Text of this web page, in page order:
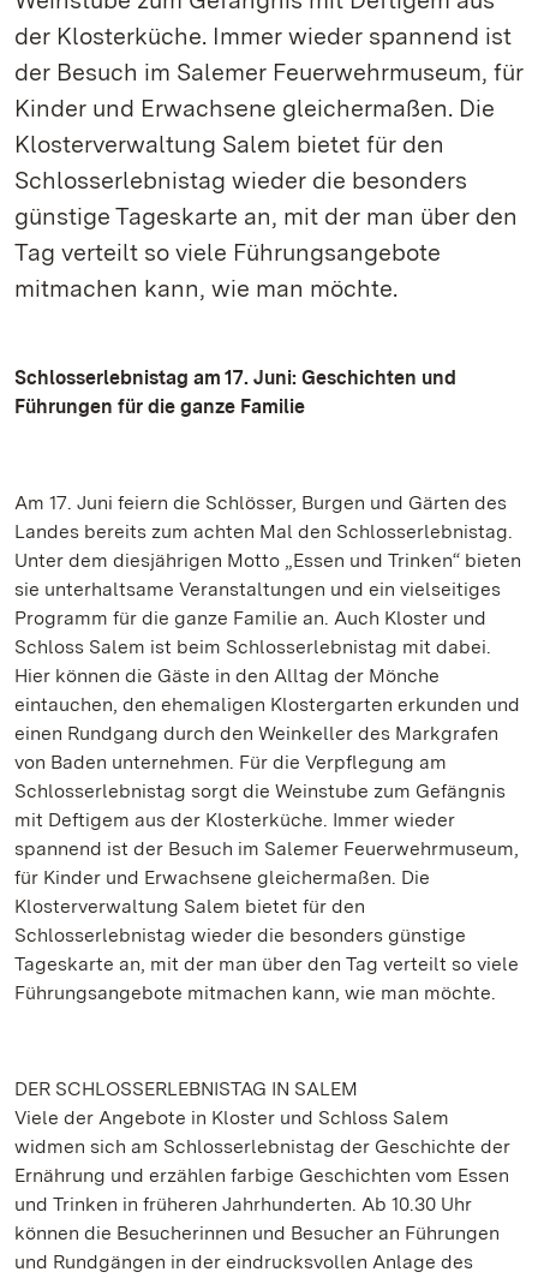
der Klosterküche. Immer wieder spannend ist
der Besuch im Salemer Feuerwehrmuseum, für
Kinder und Erwachsene gleichermaßen. Die
Klosterverwaltung Salem bietet für den
Schlosserlebnistag wieder die besonders
günstige Tageskarte an, mit der man über den
Tag verteilt so viele Führungsangebote
mitmachen kann, wie man möchte.
Schlosserlebnistag am 17. Juni: Geschichten und
Führungen für die ganze Familie
Am 17. Juni feiern die Schlösser, Burgen und Gärten des
Landes bereits zum achten Mal den Schlosserlebnistag.
Unter dem diesjährigen Motto „Essen und Trinken“ bieten
sie unterhaltsame Veranstaltungen und ein vielseitiges
Programm für die ganze Familie an. Auch Kloster und
Schloss Salem ist beim Schlosserlebnistag mit dabei.
Hier können die Gäste in den Alltag der Mönche
eintauchen, den ehemaligen Klostergarten erkunden und
einen Rundgang durch den Weinkeller des Markgrafen
von Baden unternehmen. Für die Verpflegung am
Schlosserlebnistag sorgt die Weinstube zum Gefängnis
mit Deftigem aus der Klosterküche. Immer wieder
spannend ist der Besuch im Salemer Feuerwehrmuseum,
für Kinder und Erwachsene gleichermaßen. Die
Klosterverwaltung Salem bietet für den
Schlosserlebnistag wieder die besonders günstige
Tageskarte an, mit der man über den Tag verteilt so viele
Führungsangebote mitmachen kann, wie man möchte.
DER SCHLOSSERLEBNISTAG IN SALEM
Viele der Angebote in Kloster und Schloss Salem
widmen sich am Schlosserlebnistag der Geschichte der
Ernährung und erzählen farbige Geschichten vom Essen
und Trinken in früheren Jahrhunderten. Ab 10.30 Uhr
können die Besucherinnen und Besucher an Führungen
und Rundgängen in der eindrucksvollen Anlage des